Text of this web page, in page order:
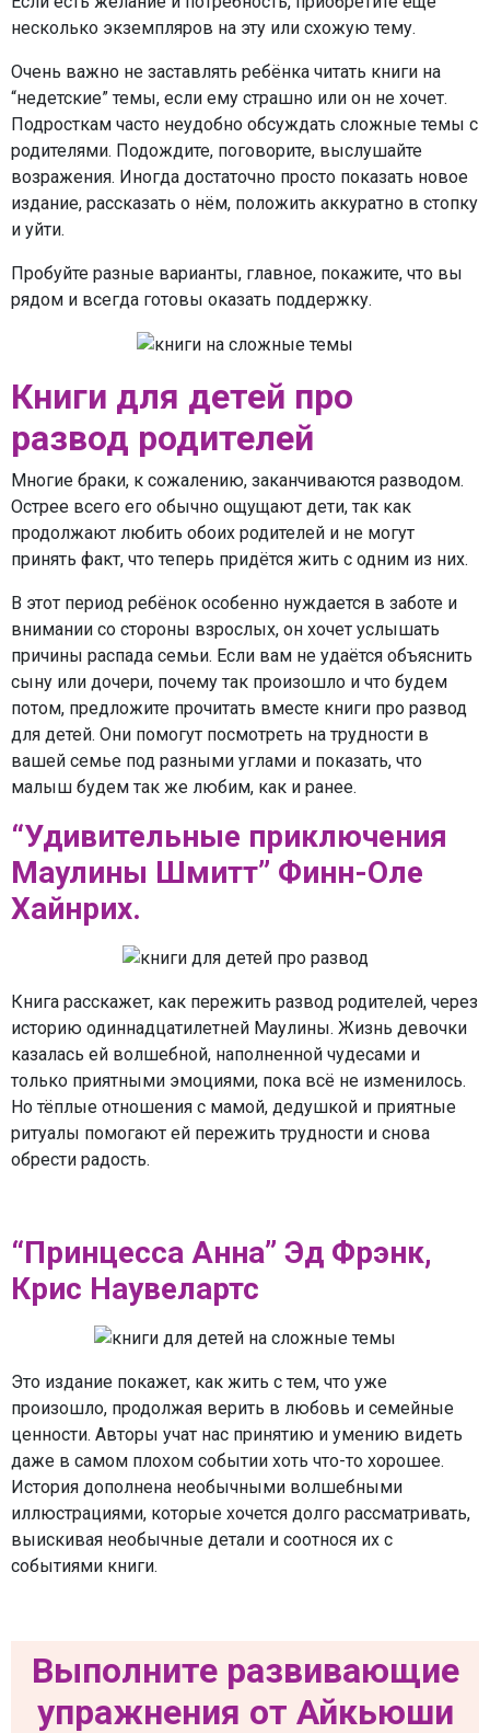
несколько экземпляров на эту или схожую тему.
Очень важно не заставлять ребёнка читать книги на
“недетские” темы, если ему страшно или он не хочет.
Подросткам часто неудобно обсуждать сложные темы с
родителями. Подождите, поговорите, выслушайте
возражения. Иногда достаточно просто показать новое
издание, рассказать о нём, положить аккуратно в стопку
и уйти.
Пробуйте разные варианты, главное, покажите, что вы
рядом и всегда готовы оказать поддержку.
Книги для детей про
развод родителей
Многие браки, к сожалению, заканчиваются разводом.
Острее всего его обычно ощущают дети, так как
продолжают любить обоих родителей и не могут
принять факт, что теперь придётся жить с одним из них.
В этот период ребёнок особенно нуждается в заботе и
внимании со стороны взрослых, он хочет услышать
причины распада семьи. Если вам не удаётся объяснить
сыну или дочери, почему так произошло и что будем
потом, предложите прочитать вместе книги про развод
для детей. Они помогут посмотреть на трудности в
вашей семье под разными углами и показать, что
малыш будем так же любим, как и ранее.
“Удивительные приключения
Маулины Шмитт” Финн-Оле
Хайнрих.
Книга расскажет, как пережить развод родителей, через
историю одиннадцатилетней Маулины. Жизнь девочки
казалась ей волшебной, наполненной чудесами и
только приятными эмоциями, пока всё не изменилось.
Но тёплые отношения с мамой, дедушкой и приятные
ритуалы помогают ей пережить трудности и снова
обрести радость.
“Принцесса Анна” Эд Фрэнк,
Крис Наувелартс
Это издание покажет, как жить с тем, что уже
произошло, продолжая верить в любовь и семейные
ценности. Авторы учат нас принятию и умению видеть
даже в самом плохом событии хоть что-то хорошее.
История дополнена необычными волшебными
иллюстрациями, которые хочется долго рассматривать,
выискивая необычные детали и соотнося их с
событиями книги.
Выполните развивающие
упражнения от Айкьюши